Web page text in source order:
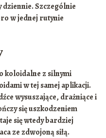
Szczególnie
w jednej rutynie
koloidalne z silnymi
w tej samej aplikacji.
wysuszające, drażniące i
się uszkodzeniem
się wtedy bardziej
ze zdwojoną siłą.